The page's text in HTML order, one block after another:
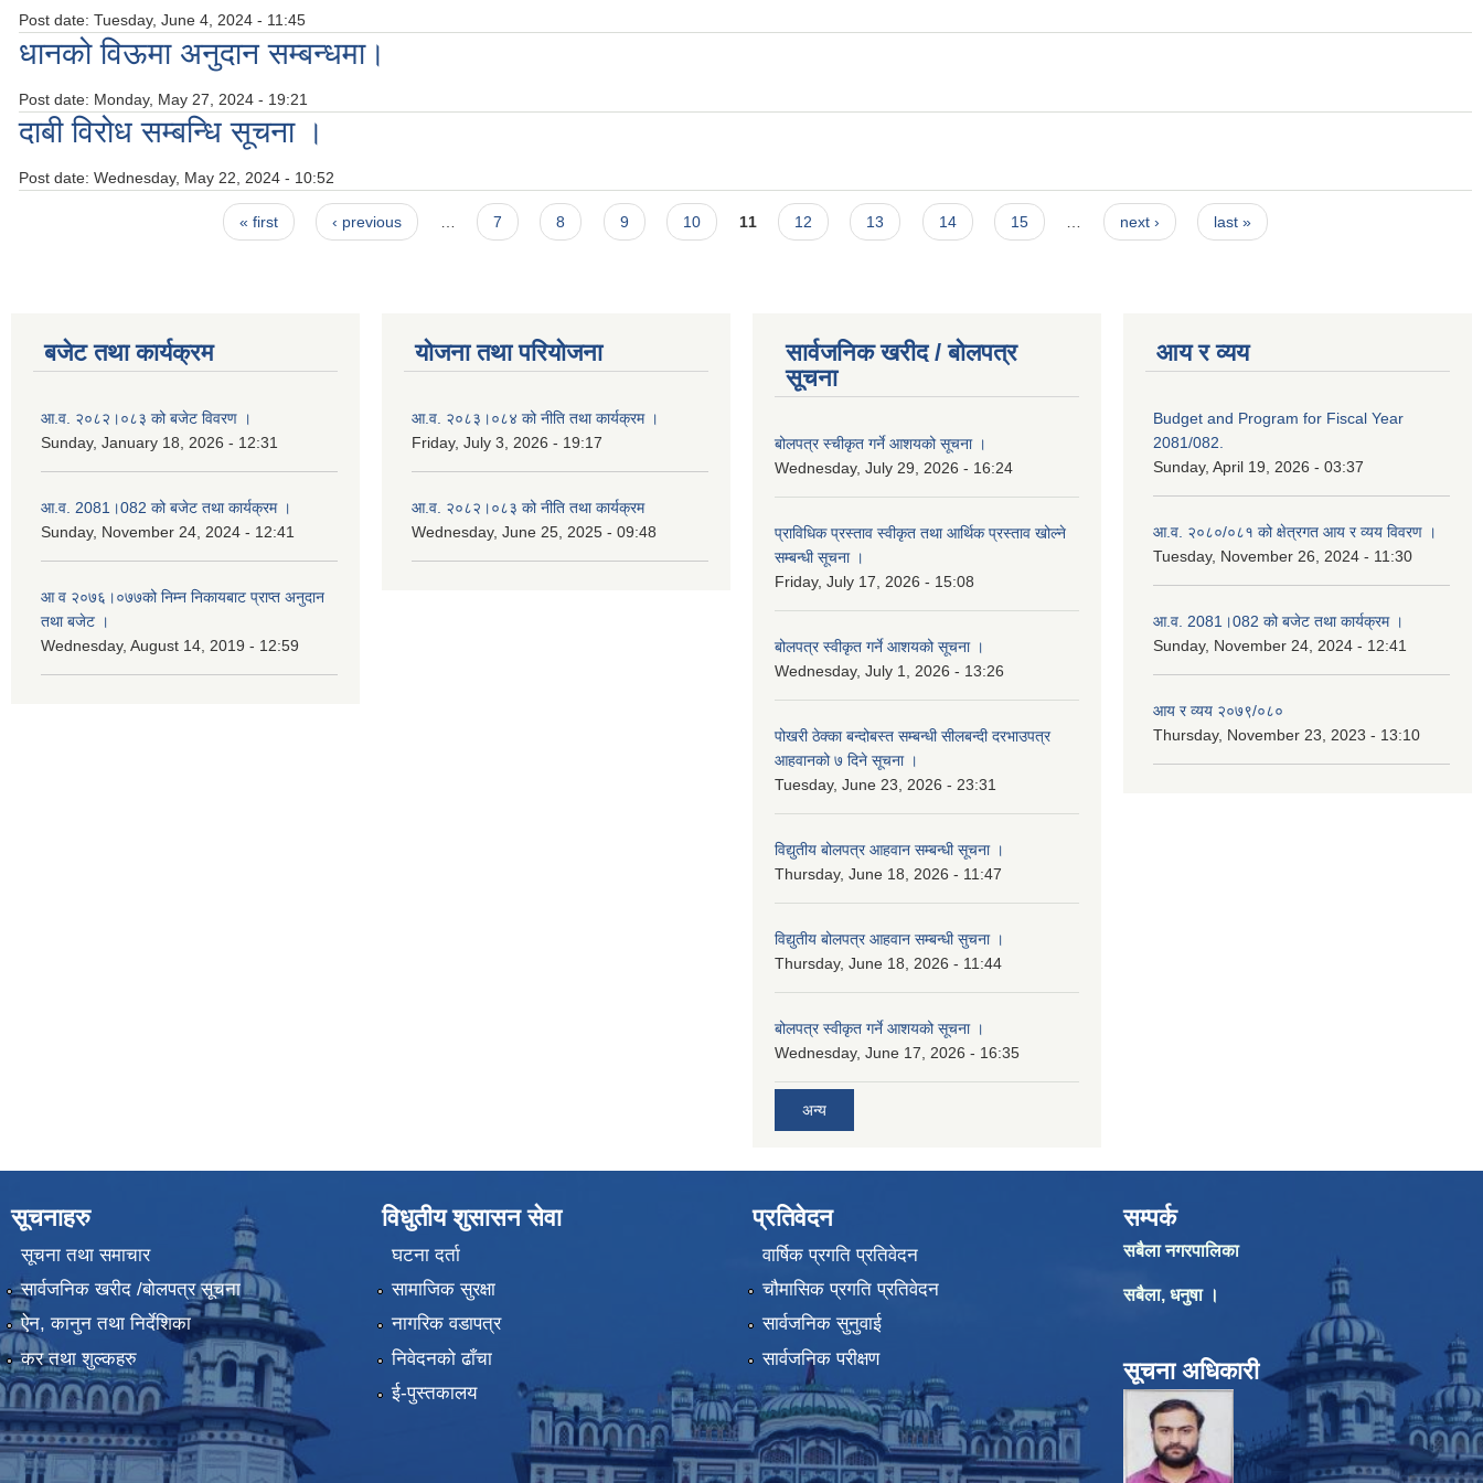
Post date: Tuesday, June 4, 2024 - 11:45
धानको विऊमा अनुदान सम्बन्धमा।
Post date: Monday, May 27, 2024 - 19:21
दाबी विरोध सम्बन्धि सूचना ।
Post date: Wednesday, May 22, 2024 - 10:52
« first ‹ previous 7 8 9 10 11 12 13 14 15 next › last »
बजेट तथा कार्यक्रम
आ.व. २०८२।०८३ को बजेट विवरण ।
Sunday, January 18, 2026 - 12:31
आ.व. 2081।082 को बजेट तथा कार्यक्रम ।
Sunday, November 24, 2024 - 12:41
आ‌ व २०७६।०७७को निम्न निकायबाट प्राप्त अनुदान
तथा बजेट ।
Wednesday, August 14, 2019 - 12:59
योजना तथा परियोजना
आ.व. २०८३।०८४ को नीति तथा कार्यक्रम ।
Friday, July 3, 2026 - 19:17
आ.व. २०८२।०८३ को नीति तथा कार्यक्रम
Wednesday, June 25, 2025 - 09:48
सार्वजनिक खरीद / बोलपत्र
सूचना
बोलपत्र स्चीकृत गर्ने आशयको सूचना ।
Wednesday, July 29, 2026 - 16:24
प्राविधिक प्रस्ताव स्वीकृत तथा आर्थिक प्रस्ताव खोल्ने
सम्बन्धी सूचना ।
Friday, July 17, 2026 - 15:08
बोलपत्र स्वीकृत गर्ने आशयको सूचना ।
Wednesday, July 1, 2026 - 13:26
पोखरी ठेक्का बन्दोबस्त सम्बन्धी सीलबन्दी दरभाउपत्र
आहवानको ७ दिने सूचना ।
Tuesday, June 23, 2026 - 23:31
विद्युतीय बोलपत्र आहवान सम्बन्धी सूचना ।
Thursday, June 18, 2026 - 11:47
विद्युतीय बोलपत्र आहवान सम्बन्धी सुचना ।
Thursday, June 18, 2026 - 11:44
बोलपत्र स्वीकृत गर्ने आशयको सूचना ।
Wednesday, June 17, 2026 - 16:35
अन्य
आय र व्यय
Budget and Program for Fiscal Year
2081/082.
Sunday, April 19, 2026 - 03:37
आ.व. २०८०/०८१ को क्षेत्रगत आय र व्यय विवरण ।
Tuesday, November 26, 2024 - 11:30
आ.व. 2081।082 को बजेट तथा कार्यक्रम ।
Sunday, November 24, 2024 - 12:41
आय र व्यय २०७९/०८०
Thursday, November 23, 2023 - 13:10
सूचनाहरु
सूचना तथा समाचार
सार्वजनिक खरीद /बोलपत्र सूचना
ऐन, कानुन तथा निर्देशिका
कर तथा शुल्कहरु
विधुतीय शुसासन सेवा
घटना दर्ता
सामाजिक सुरक्षा
नागरिक वडापत्र
निवेदनको ढाँचा
ई-पुस्तकालय
प्रतिवेदन
वार्षिक प्रगति प्रतिवेदन
चौमासिक प्रगति प्रतिवेदन
सार्वजनिक सुनुवाई
सार्वजनिक परीक्षण
सम्पर्क
सबैला नगरपालिका
सबैला, धनुषा ।
सूचना अधिकारी